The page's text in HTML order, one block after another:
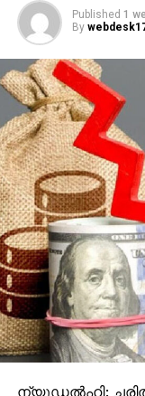
Published 1
By
ന്യൂഡല്‍ഹി: